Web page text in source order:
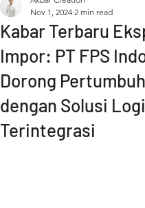
Kabar Terbaru
Impor: PT FPS
Dorong
dengan Solusi
Terintegrasi
Nov 1, 2024 2 min read